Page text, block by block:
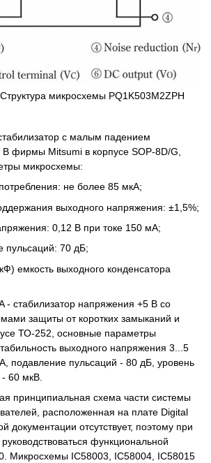
микросхемы PQ1K503M2ZPH
с малым падением
фирмы Mitsumi в корпусе SOP-8D/G,
микросхемы:
не более 85 мкА;
выходного напряжения: ±1,5%;
0,12 В при токе 150 мА;
пульсаций: 70 дБ;
емкость выходного конденсатора
- стабилизатор напряжения +5 В со
защиты от коротких замыканий и
ТО-252, основные параметры
выходного напряжения 3...5
подавление пульсаций - 80 дБ, уровень
60 мкВ.
принципиальная схема части системы
расположенная на плате Digital
документации отсутствует, поэтому при
функциональной
Микросхемы IC58003, IC58004, IC58015